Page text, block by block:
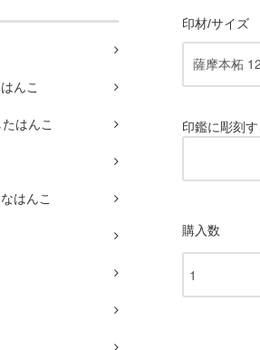
んこ
はんこ
はんこ
印材/サイズ
印鑑に彫刻
購入数